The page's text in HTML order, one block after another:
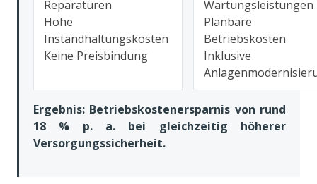
Reparaturen
Hohe
Instandhaltungskosten
Keine Preisbindung
Wartungsleistungen
Planbare
Betriebskosten
Inklusive
Ergebnis: Betriebskostenersparnis von rund
18 % p. a. bei gleichzeitig höherer
Versorgungssicherheit.